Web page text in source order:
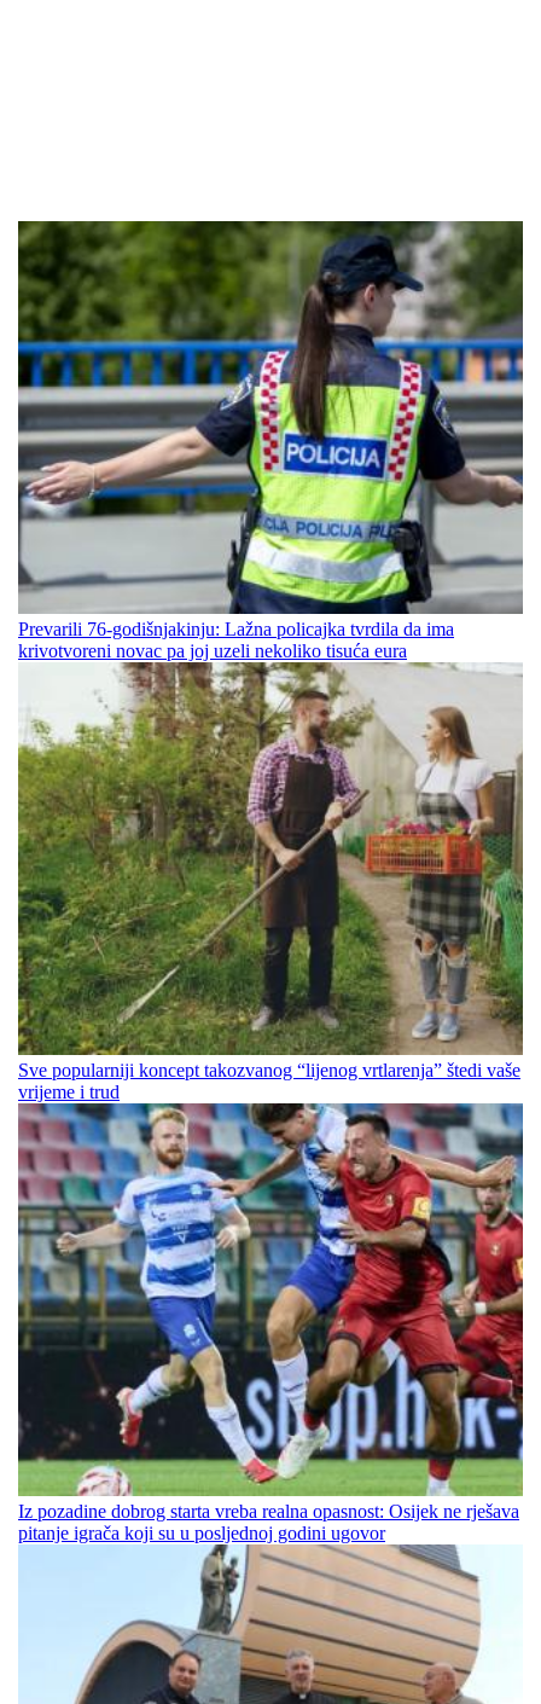
Prevarili 76-godišnjakinju: Lažna policajka tvrdila da ima
krivotvoreni novac pa joj uzeli nekoliko tisuća eura
Sve popularniji koncept takozvanog “lijenog vrtlarenja” štedi vaše
vrijeme i trud
Iz pozadine dobrog starta vreba realna opasnost: Osijek ne rješava
pitanje igrača koji su u posljednoj godini ugovor